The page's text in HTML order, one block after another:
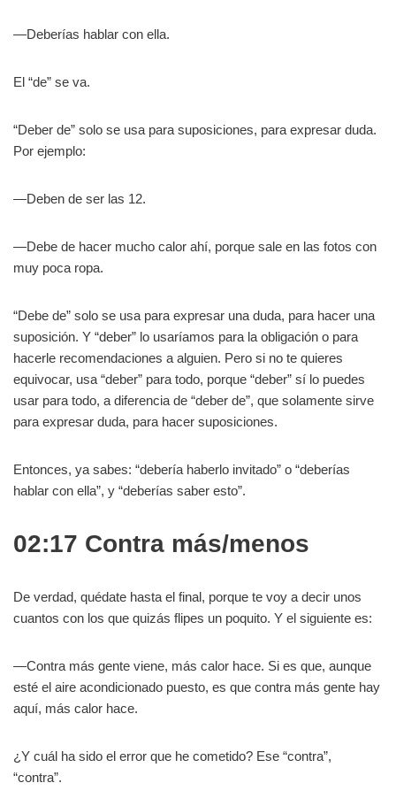
—Deberías hablar con ella.
El “de” se va.
“Deber de” solo se usa para suposiciones, para expresar duda.
Por ejemplo:
—Deben de ser las 12.
—Debe de hacer mucho calor ahí, porque sale en las fotos con
muy poca ropa.
“Debe de” solo se usa para expresar una duda, para hacer una
suposición. Y “deber” lo usaríamos para la obligación o para
hacerle recomendaciones a alguien. Pero si no te quieres
equivocar, usa “deber” para todo, porque “deber” sí lo puedes
usar para todo, a diferencia de “deber de”, que solamente sirve
para expresar duda, para hacer suposiciones.
Entonces, ya sabes: “debería haberlo invitado” o “deberías
hablar con ella”, y “deberías saber esto”.
02:17 Contra más/menos
De verdad, quédate hasta el final, porque te voy a decir unos
cuantos con los que quizás flipes un poquito. Y el siguiente es:
—Contra más gente viene, más calor hace. Si es que, aunque
esté el aire acondicionado puesto, es que contra más gente hay
aquí, más calor hace.
¿Y cuál ha sido el error que he cometido? Ese “contra”,
“contra”.